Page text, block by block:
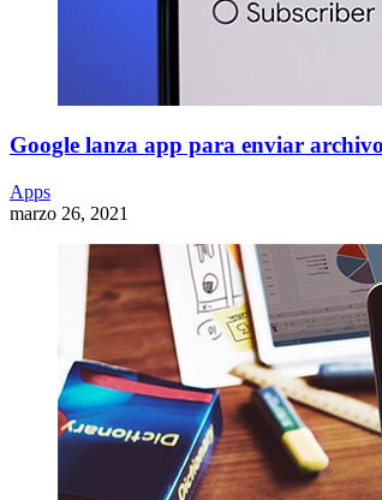
Google lanza app para enviar
Apps
marzo 26, 2021